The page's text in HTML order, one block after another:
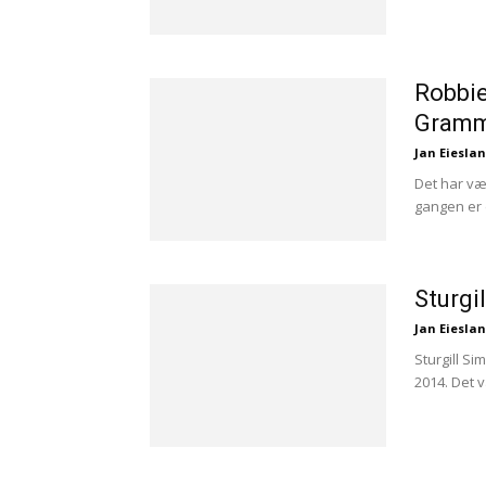
Jan
Det har
gangen
Jan
Sturgill
2014. Det